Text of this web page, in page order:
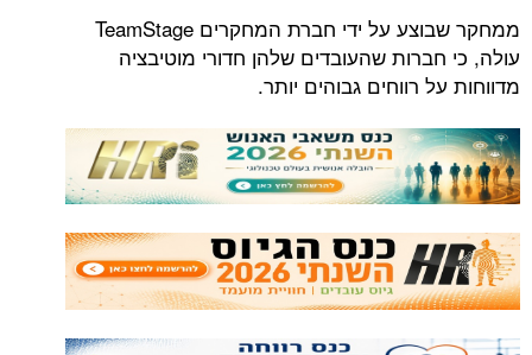
ממחקר שבוצע על ידי חברת המחקרים TeamStage
עולה, כי חברות שהעובדים שלהן חדורי מוטיבציה
מדווחות על רווחים גבוהים יותר.